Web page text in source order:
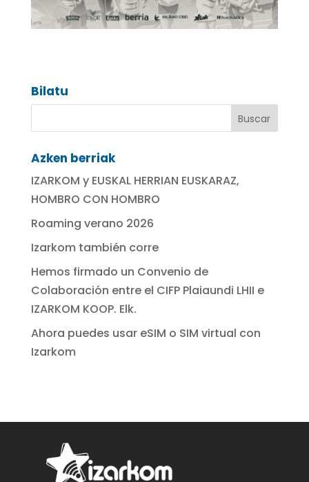
Bilatu
Azken berriak
IZARKOM y EUSKAL HERRIAN EUSKARAZ,
HOMBRO CON HOMBRO
Roaming verano 2026
Izarkom también corre
Hemos firmado un Convenio de
Colaboración entre el CIFP Plaiaundi LHII e
IZARKOM KOOP. Elk.
Ahora puedes usar eSIM o SIM virtual con
Izarkom